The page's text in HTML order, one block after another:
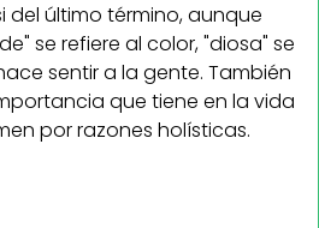
del último término, aunque
se refiere al color, "diosa" se
sentir a la gente. También
que tiene en la vida
por razones holísticas.